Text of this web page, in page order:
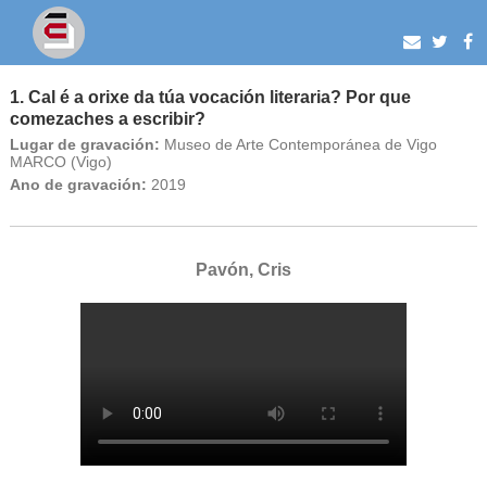
1. Cal é a orixe da túa vocación literaria? Por que
comezaches a escribir?
Lugar de gravación: Museo de Arte Contemporánea de Vigo
MARCO (Vigo)
Ano de gravación: 2019
Pavón, Cris